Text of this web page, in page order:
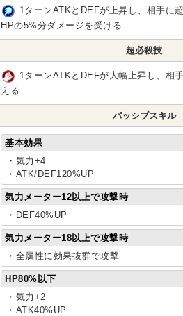
1ターンATKとDEFが上昇し、相手に
HPの5%分ダメージを受ける
超必殺技
1ターンATKとDEFが大幅上昇し、相
える
パッシブスキル
基本効果
・気力+4
・ATK/DEF120%UP
気力メーター12以上で攻撃時
・DEF40%UP
気力メーター18以上で攻撃時
・全属性に効果抜群で攻撃
HP80%以下
・気力+2
・ATK40%UP